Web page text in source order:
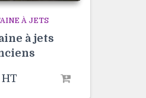
À JETS
à jets
HT